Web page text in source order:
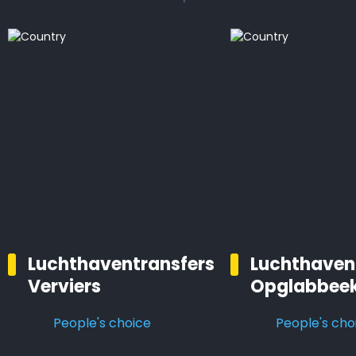
Luchthaventransfers
Verviers
People's choice People's